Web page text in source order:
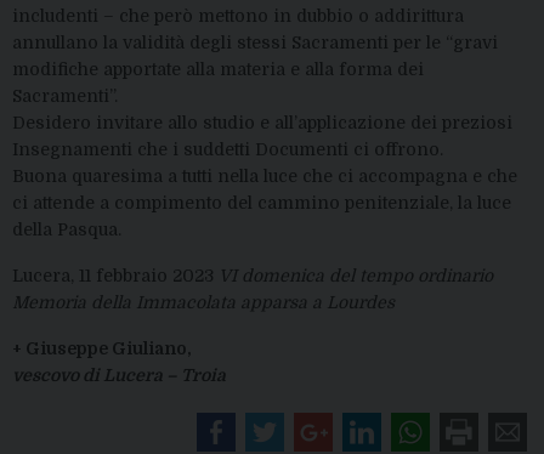
includenti – che però mettono in dubbio o addirittura
annullano la validità degli stessi Sacramenti per le “gravi
modifiche apportate alla materia e alla forma dei
Sacramenti”.
Desidero invitare allo studio e all’applicazione dei preziosi
Insegnamenti che i suddetti Documenti ci offrono.
Buona quaresima a tutti nella luce che ci accompagna e che
ci attende a compimento del cammino penitenziale, la luce
della Pasqua.
Lucera, 11 febbraio 2023 VI domenica del tempo ordinario
Memoria della Immacolata apparsa a Lourdes
+ Giuseppe Giuliano,
vescovo di Lucera – Troia